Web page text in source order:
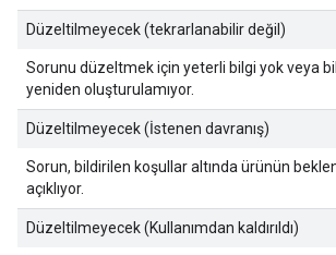
Düzeltilmeyecek (tekrarlanabilir değil)
Sorunu düzeltmek için yeterli bilgi yok veya
yeniden oluşturulamıyor.
Düzeltilmeyecek (İstenen davranış)
Sorun, bildirilen koşullar altında ürünün
açıklıyor.
Düzeltilmeyecek (Kullanımdan kaldırıldı)